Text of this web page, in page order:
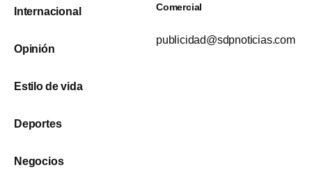
Internacional
Opinión
Estilo de vida
Deportes
Negocios
Comercial
publicidad@sdpnoticias.com